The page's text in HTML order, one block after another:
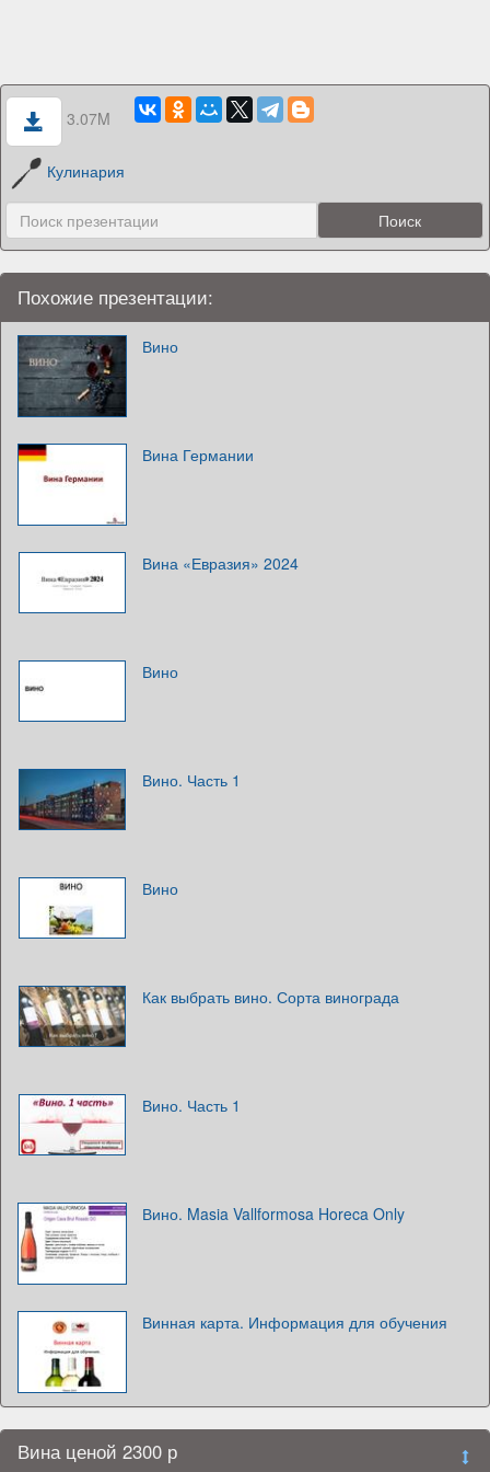
3.07M
Кулинария
Похожие презентации:
Вино
Вина Германии
Вина «Евразия» 2024
Вино
Вино. Часть 1
Вино
Как выбрать вино. Сорта винограда
Вино. Часть 1
Вино. Masia Vallformosa Horeca Only
Винная карта. Информация для обучения
Вина ценой 2300 р